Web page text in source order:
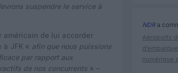
suspendre le service à
américain de lui accorder
JFK « afin que nous puissions
par rapport aux
de nos concurrents » –
NDRa
Aéroports
numérique